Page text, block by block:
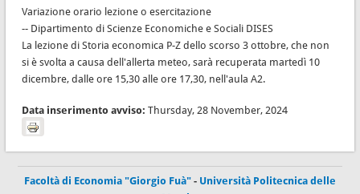
Variazione orario lezione o esercitazione
-- Dipartimento di Scienze Economiche e Sociali DISES
La lezione di Storia economica P-Z dello scorso 3 ottobre, che non
si è svolta a causa dell'allerta meteo, sarà recuperata martedì 10
dicembre, dalle ore 15,30 alle ore 17,30, nell'aula A2.
Data inserimento avviso: Thursday, 28 November, 2024
Facoltà di Economia "Giorgio Fuà" - Università Politecnica delle